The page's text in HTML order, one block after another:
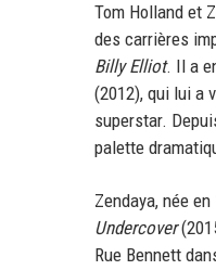
Tom Holland et
des carrières
Billy Elliot. Il a
(2012), qui lui a
superstar.
palette
Zendaya, née
Undercover
Rue Bennett